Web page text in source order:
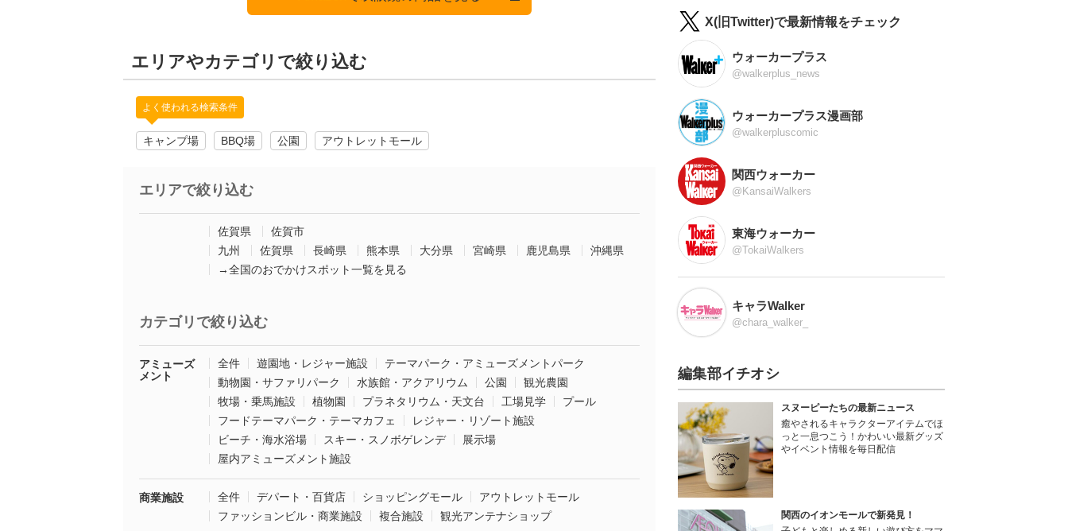
エリアやカテゴリで絞り込む
よく使われる検索条件
キャンプ場 BBQ場 公園 アウトレットモール
エリアで絞り込む
佐賀県
佐賀市
九州
佐賀県 長崎県 熊本県 大分県 宮崎県 鹿児島県
沖縄県
→全国のおでかけスポット一覧を見る
カテゴリで絞り込む
アミューズ
メント
全件 遊園地・レジャー施設
テーマパーク・アミューズメントパーク
動物園・サファリパーク
水族館・アクアリウム 公園
観光農園
牧場・乗馬施設
植物園 プラネタリウム・天文台 工場見学
プール
フードテーマパーク・テーマカフェ
レジャー・リゾート施設
ビーチ・海水浴場
スキー・スノボゲレンデ
展示場
屋内アミューズメント施設
商業施設 全件 デパート・百貨店 ショッピングモール
アウトレットモール
ファッションビル・商業施設
複合施設 観光アンテナショップ
X(旧Twitter)で最新情報をチェック
ウォーカープラス
@walkerplus_news
ウォーカープラス漫画部
@walkerpluscomic
関西ウォーカー
@KansaiWalkers
東海ウォーカー
@TokaiWalkers
キャラWalker
@chara_walker_
編集部イチオシ
スヌーピーたちの最新ニュース
癒やされるキャラクターアイテムでほ
っと一息つこう！かわいい最新グッズ
やイベント情報を毎日配信
関西のイオンモールで新発見！